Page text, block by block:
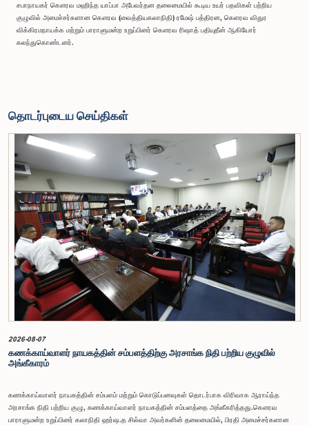
சபாநாயகர் கௌரவ மஹிந்த யாப்பா அபேவர்தன தலைமையில் கூடிய உயர் பதவிகள் பற்றிய
குழுவில் அமைச்சர்களான கௌரவ (வைத்தியகலாநிதி) ரமேஷ் பத்திரன, கெளரவ விதுர
விக்கிரமநாயக்க மற்றும் பாராளுமன்ற உறுப்பினர் கௌரவ ரிஷாத் பதியுதீன் ஆகியோர்
கலந்துகொண்டனர்.
தொடர்புடைய செய்திகள்
2026-08-07
கணக்காய்வாளர் நாயகத்தின் சம்பளத்திற்கு அரசாங்க நிதி பற்றிய குழுவில்
அங்கீகாரம்
கணக்காய்வாளர் நாயகத்தின் சம்பளம் மற்றும் கொடுப்பனவுகள் தொடர்பாக விரிவாக ஆராய்ந்த
அரசாங்க நிதி பற்றிய குழு, கணக்காய்வாளர் நாயகத்தின் சம்பளத்தை அங்கீகரித்தது.கௌரவ
பாராளுமன்ற உறுப்பினர் கலாநிதி ஹர்ஷ.த சில்வா அவர்களின் தலைமையில், பிரதி அமைச்சர்களான